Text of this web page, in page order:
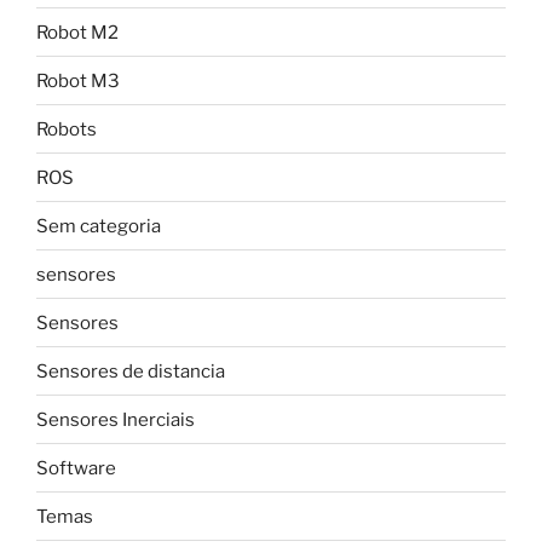
Robot M2
Robot M3
Robots
ROS
Sem categoria
sensores
Sensores
Sensores de distancia
Sensores Inerciais
Software
Temas